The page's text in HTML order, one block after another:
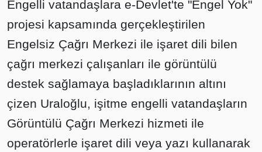
Engelli vatandaşlara e-Devlet'te "Engel Yok"
projesi kapsamında gerçekleştirilen
Engelsiz Çağrı Merkezi ile işaret dili bilen
çağrı merkezi çalışanları ile görüntülü
destek sağlamaya başladıklarının altını
çizen Uraloğlu, işitme engelli vatandaşların
Görüntülü Çağrı Merkezi hizmeti ile
operatörlerle işaret dili veya yazı kullanarak